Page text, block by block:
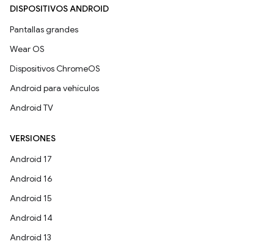
DISPOSITIVOS ANDROID
Pantallas grandes
Wear OS
Dispositivos ChromeOS
Android para vehículos
Android TV
VERSIONES
Android 17
Android 16
Android 15
Android 14
Android 13